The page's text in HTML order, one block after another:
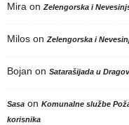
Mira on Zelengorska i
Milos on Zelengorska i
Bojan on Satarašijada u
Sasa on Komunalne službe
korisnika